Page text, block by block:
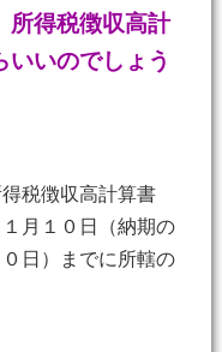
所得税徴収高計
いのでしょう
税徴収高計算書
月１０日（納期の
日）までに所轄の